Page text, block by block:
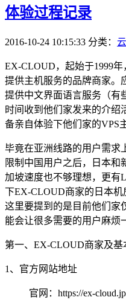
体验过程记录
2016-10-24 10:15:33 分类：
EX-CLOUD，起始于1999年
提供主机服务的品牌商家。
提供中文界面语言服务（有
时间收到他们家发来的介绍
备亲自体验下他们家的VPS
毕竟在亚洲线路的用户需求
限制中国用户之后，日本和
加坡速度也不够理想，更有
下EX-CLOUD商家的日本
这里要提到的是目前他们家
能会让很多需要的用户麻烦
第一、EX-CLOUD商家及基
1、官方网站地址
官网：https://ex-